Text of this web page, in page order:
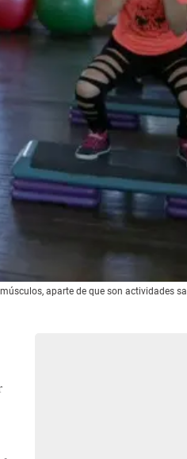
aparte de que son actividades